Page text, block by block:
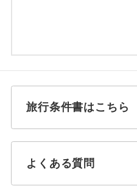
旅行条件書はこちら
よくある質問